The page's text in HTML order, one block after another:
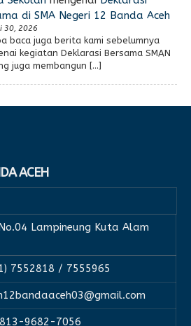
di SMA Negeri 12 Banda Aceh
30, 2026
baca juga berita kami sebelumnya
kegiatan Deklarasi Bersama SMAN
juga membangun […]
ACEH
Lampineung Kuta Alam
7552818 / 7555965
9682-7056